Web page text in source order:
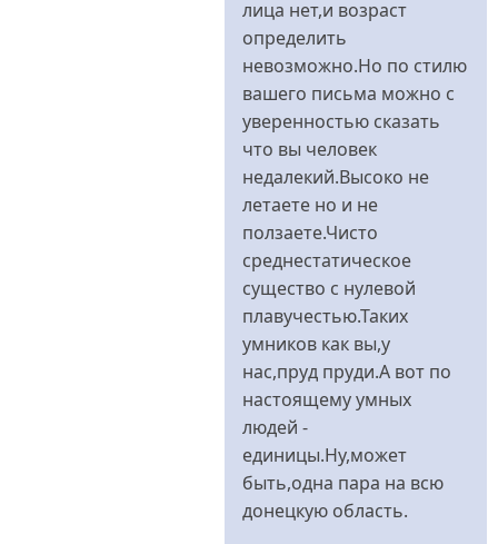
лица нет,и возраст
определить
невозможно.Но по стилю
вашего письма можно с
уверенностью сказать
что вы человек
недалекий.Высоко не
летаете но и не
ползаете.Чисто
среднестатическое
существо с нулевой
плавучестью.Таких
умников как вы,у
нас,пруд пруди.А вот по
настоящему умных
людей -
единицы.Ну,может
быть,одна пара на всю
донецкую область.